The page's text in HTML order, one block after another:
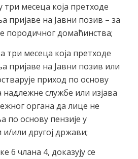
месеца која претходе
пријаве на Јавни позив – за
породичног домаћинства;
три месеца која претходе
пријаве на Јавни позив или
приход по основу
надлежне службе или изјава
органа да лице не
по основу пензије у
или другој држави;
6 члана 4, доказују се